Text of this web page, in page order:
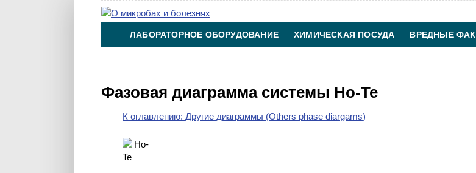
ЛАБОРАТОРНОЕ ОБОРУДОВАНИЕ ХИМИЧЕСКАЯ ПОСУДА ВРЕДНЫЕ
Фазовая диаграмма системы Ho-Te
К оглавлению: Другие диаграммы (Others phase diargams)